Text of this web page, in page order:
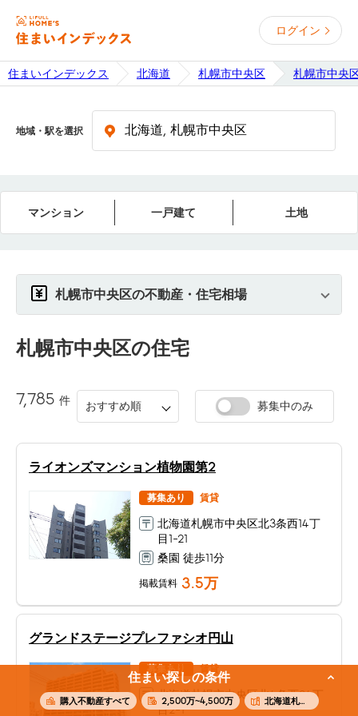
ログイン
住まいインデックス 北海道 札幌市中央区 札幌市中央
住まい探しの条件
購入不動産すべて 2,500万~4,500万 北海道札幌市中央区
地域・駅を選択
マンション 一戸建て 土地
札幌市中央区の不動産・住宅相場
札幌市中央区の住宅
7,785 件 おすすめ順 募集中のみ
ライオンズマンション植物園第2
募集あり 賃貸
北海道札幌市中央区北3条西14丁
目1-21
桑園 徒歩11分
掲載賃料 3.5万
グランドステージプレファシオ円山
募集あり 賃貸
北海道札幌市中央区北4条西24丁
目2-1